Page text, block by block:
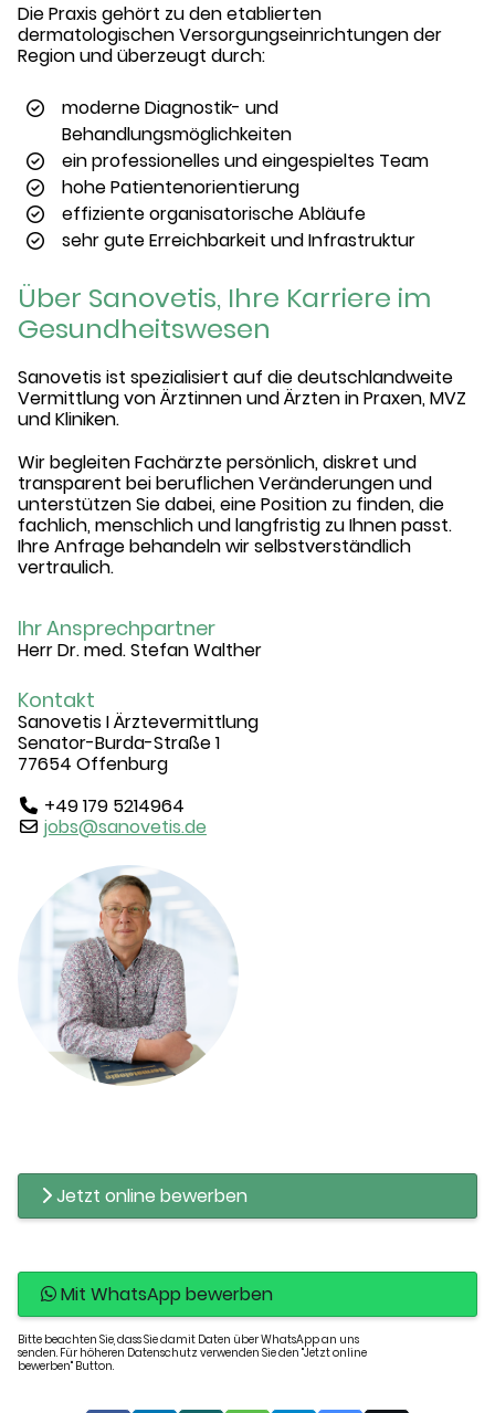
Die Praxis gehört zu den etablierten
dermatologischen Versorgungseinrichtungen der
Region und überzeugt durch:
moderne Diagnostik- und
Behandlungsmöglichkeiten
ein professionelles und eingespieltes Team
hohe Patientenorientierung
effiziente organisatorische Abläufe
sehr gute Erreichbarkeit und Infrastruktur
Über Sanovetis, Ihre Karriere im
Gesundheitswesen
Sanovetis ist spezialisiert auf die deutschlandweite
Vermittlung von Ärztinnen und Ärzten in Praxen, MVZ
und Kliniken.
Wir begleiten Fachärzte persönlich, diskret und
transparent bei beruflichen Veränderungen und
unterstützen Sie dabei, eine Position zu finden, die
fachlich, menschlich und langfristig zu Ihnen passt.
Ihre Anfrage behandeln wir selbstverständlich
vertraulich.
Ihr Ansprechpartner
Herr Dr. med. Stefan Walther
Kontakt
Sanovetis I Ärztevermittlung
Senator-Burda-Straße 1
77654 Offenburg
+49 179 5214964
jobs@sanovetis.de
Jetzt online bewerben
Mit WhatsApp bewerben
Bitte beachten Sie, dass Sie damit Daten über WhatsApp an uns
senden. Für höheren Datenschutz verwenden Sie den "Jetzt online
bewerben" Button.